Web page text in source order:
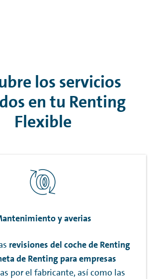
los servicios
en tu Renting
Flexible
y averias
revisiones del coche de Renting
de Renting para empresas
por el fabricante, así como las